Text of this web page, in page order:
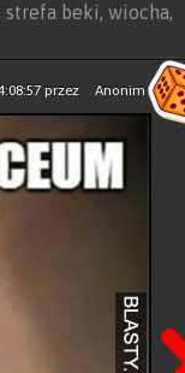
beki, wiocha,
przez Anonim